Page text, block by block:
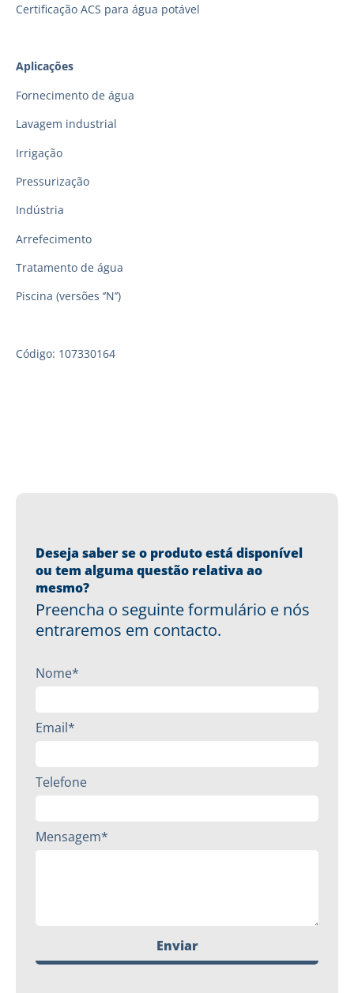
Certificação ACS para água potável
Aplicações
Fornecimento de água
Lavagem industrial
Irrigação
Pressurização
Indústria
Arrefecimento
Tratamento de água
Piscina (versões ‘’N’’)
Código: 107330164
Deseja saber se o produto está disponível
ou tem alguma questão relativa ao
mesmo?
Preencha o seguinte formulário e nós
entraremos em contacto.
Nome*
Email*
Telefone
Mensagem*
Enviar